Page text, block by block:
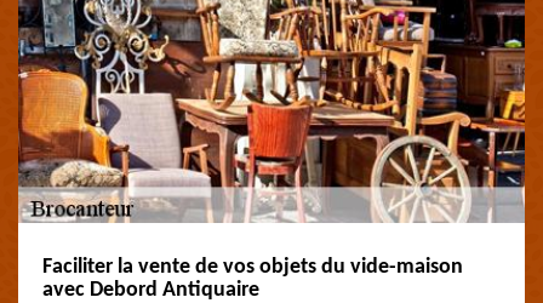
Faciliter la vente de vos objets du vide-maison
avec Debord Antiquaire